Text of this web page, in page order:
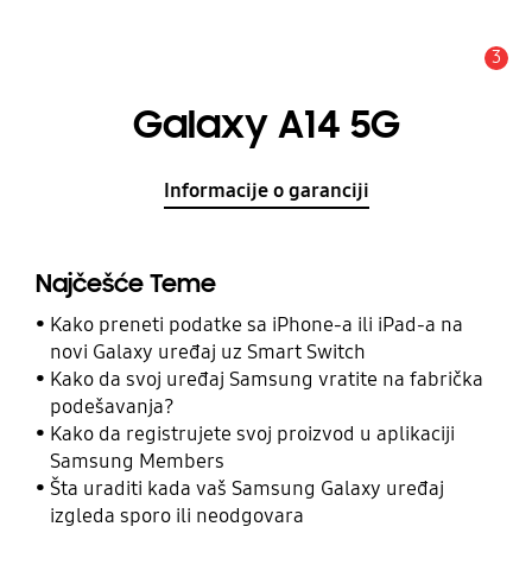
3
Galaxy A14 5G
Informacije o garanciji
Najčešće Teme
Kako preneti podatke sa iPhone-a ili iPad-a na
novi Galaxy uređaj uz Smart Switch
Kako da svoj uređaj Samsung vratite na fabrička
podešavanja?
Kako da registrujete svoj proizvod u aplikaciji
Samsung Members
Šta uraditi kada vaš Samsung Galaxy uređaj
izgleda sporo ili neodgovara